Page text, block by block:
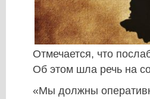
Отмечается, что
Об этом шла речь на
«Мы должны